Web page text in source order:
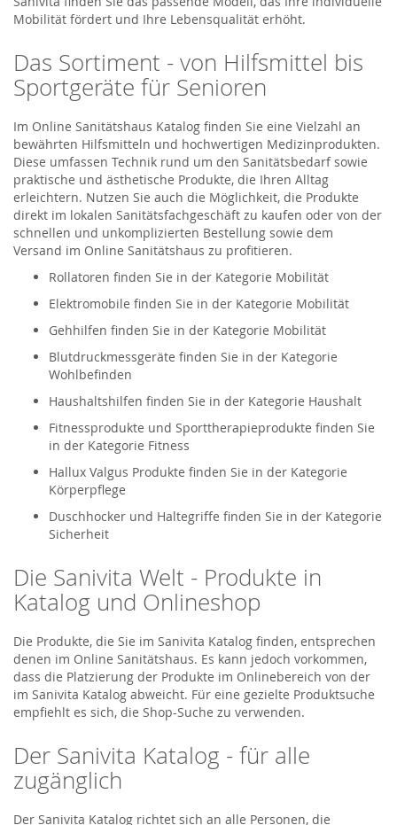
Mobilität fördert und Ihre Lebensqualität erhöht.
Das Sortiment - von Hilfsmittel bis
Sportgeräte für Senioren
Im Online Sanitätshaus Katalog finden Sie eine Vielzahl an
bewährten Hilfsmitteln und hochwertigen Medizinprodukten.
Diese umfassen Technik rund um den Sanitätsbedarf sowie
praktische und ästhetische Produkte, die Ihren Alltag
erleichtern. Nutzen Sie auch die Möglichkeit, die Produkte
direkt im lokalen Sanitätsfachgeschäft zu kaufen oder von der
schnellen und unkomplizierten Bestellung sowie dem
Versand im Online Sanitätshaus zu profitieren.
Rollatoren finden Sie in der Kategorie Mobilität
Elektromobile finden Sie in der Kategorie Mobilität
Gehhilfen finden Sie in der Kategorie Mobilität
Blutdruckmessgeräte finden Sie in der Kategorie
Wohlbefinden
Haushaltshilfen finden Sie in der Kategorie Haushalt
Fitnessprodukte und Sporttherapieprodukte finden Sie
in der Kategorie Fitness
Hallux Valgus Produkte finden Sie in der Kategorie
Körperpflege
Duschhocker und Haltegriffe finden Sie in der Kategorie
Sicherheit
Die Sanivita Welt - Produkte in
Katalog und Onlineshop
Die Produkte, die Sie im Sanivita Katalog finden, entsprechen
denen im Online Sanitätshaus. Es kann jedoch vorkommen,
dass die Platzierung der Produkte im Onlinebereich von der
im Sanivita Katalog abweicht. Für eine gezielte Produktsuche
empfiehlt es sich, die Shop-Suche zu verwenden.
Der Sanivita Katalog - für alle
zugänglich
Der Sanivita Katalog richtet sich an alle Personen, die